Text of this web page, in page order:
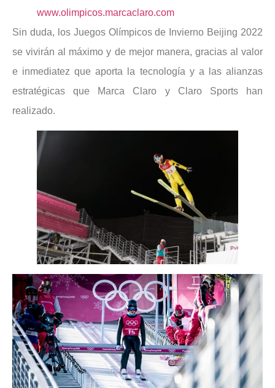
www.olimpicos.marcaclaro.com
Sin duda, los Juegos Olímpicos de Invierno Beijing 2022
se vivirán al máximo y de mejor manera, gracias al valor
e inmediatez que aporta la tecnología y a las alianzas
estratégicas que Marca Claro y Claro Sports han
realizado.